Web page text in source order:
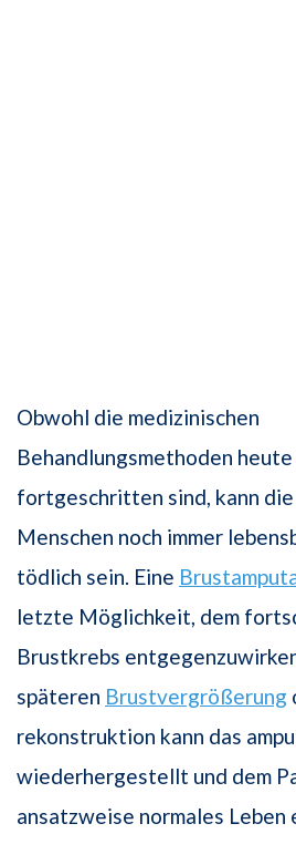
Obwohl die medizinischen
Behandlungsmethoden
fortgeschritten sind, kann
Menschen noch immer
tödlich sein. Eine
letzte Möglichkeit, dem
Brustkrebs
späteren Brustvergrößerung
rekonstruktion kann das
wiederhergestellt und dem
ansatzweise normales